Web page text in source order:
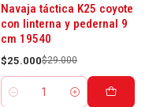
-14%
OFF
Navaja táctica K25 coyote
con linterna y pedernal 9
cm 19540
$25.000$29.000
Cantidad